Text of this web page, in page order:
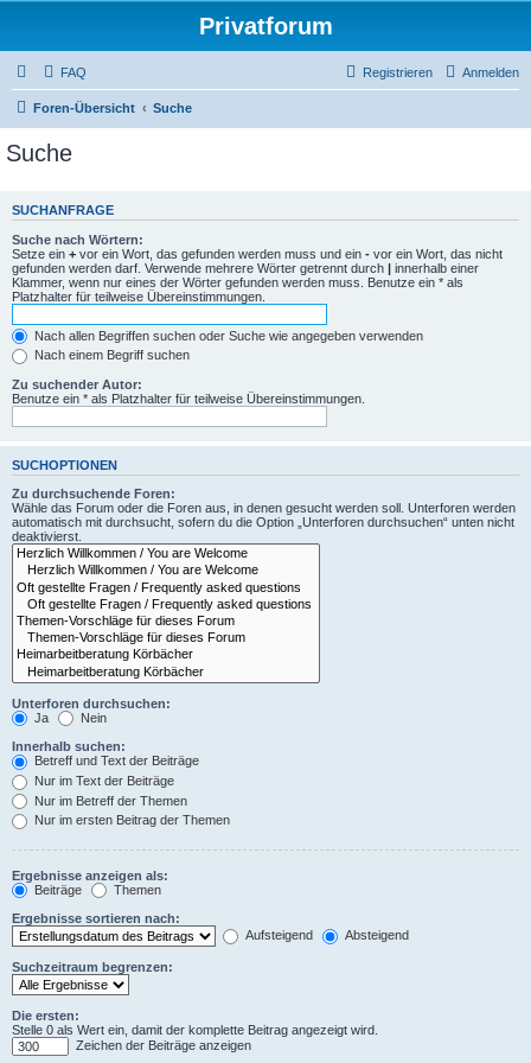
Privatforum
FAQ Anmelden
Registrieren
Foren-Übersicht Suche
Suche
SUCHANFRAGE
Suche nach Wörtern:
Setze ein + vor ein Wort, das gefunden werden muss und ein - vor ein Wort, das nicht
gefunden werden darf. Verwende mehrere Wörter getrennt durch | innerhalb einer
Klammer, wenn nur eines der Wörter gefunden werden muss. Benutze ein * als
Platzhalter für teilweise Übereinstimmungen.
Nach allen Begriffen suchen oder Suche wie angegeben verwenden
Nach einem Begriff suchen
Zu suchender Autor:
Benutze ein * als Platzhalter für teilweise Übereinstimmungen.
SUCHOPTIONEN
Zu durchsuchende Foren:
Wähle das Forum oder die Foren aus, in denen gesucht werden soll. Unterforen werden
automatisch mit durchsucht, sofern du die Option „Unterforen durchsuchen“ unten nicht
deaktivierst.
Unterforen durchsuchen:
Ja
Nein
Innerhalb suchen:
Betreff und Text der Beiträge
Nur im Text der Beiträge
Nur im Betreff der Themen
Nur im ersten Beitrag der Themen
Ergebnisse anzeigen als:
Beiträge
Themen
Ergebnisse sortieren nach:
Aufsteigend
Absteigend
Suchzeitraum begrenzen:
Die ersten:
Stelle 0 als Wert ein, damit der komplette Beitrag angezeigt wird.
Zeichen der Beiträge anzeigen